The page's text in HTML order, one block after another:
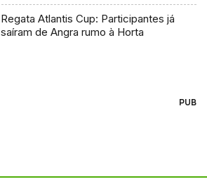
Regata Atlantis Cup: Participantes já
saíram de Angra rumo à Horta
PUB